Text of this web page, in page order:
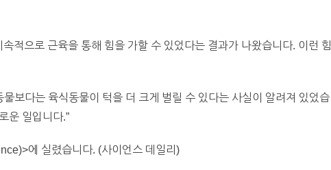
적으로 근육을 통해 힘을 가할 수 있었다는 결과가 나왔습니다. 이런 힘
보다는 육식동물이 턱을 더 크게 벌릴 수 있다는 사실이 알려져 있었습
운 일입니다.”
에 실렸습니다. (사이언스 데일리)